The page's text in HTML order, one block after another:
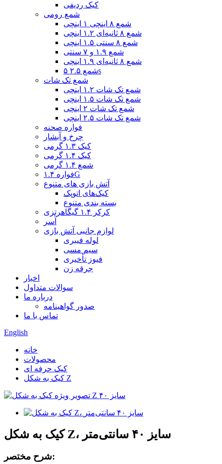
کیک ردیفی
شمع رومی
شمع ۸ اینچی ۱ اینچی
شمع ۸ ثانیه‌ای ۱.۲ اینچی
شمع ۸ سنتی ۱.۵ اینچی
شمع ۱.۹ و ۷ سنتی
شمع ۸ ثانیه‌ای ۱.۹ اینچی
شمع ۲.۵ ۵s
شمع تک شات
شمع تک شات ۱.۲ اینچی
شمع تک شات ۱.۵ اینچی
شمع تک شات ۲ اینچی
شمع تک شات ۲.۵ اینچی
فواره صحنه
چرخ و آبشار
کیک ۱.۳ گرمی
کیک ۱.۴ گرمی
شمع ۱.۴ گرمی
فواره ۱.۴G
آتش بازی های متنوع
کیک‌های اتوپک
بسته بندی متنوع
کرکر ۱.۴ گیگاهرتزی
آسر
لوازم جانبی آتش بازی
لوله فیبری
سیم مسی
فیوز تأخیری
جرقه زن
اخبار
سوالات متداول
درباره ما
صدور گواهینامه
تماس با ما
English
خانه
محصولات
کیک حرفه ای
کیک به شکل Z
کیک به شکل Z، سایز ۴۰ سانتی‌متر
شرح مختصر: